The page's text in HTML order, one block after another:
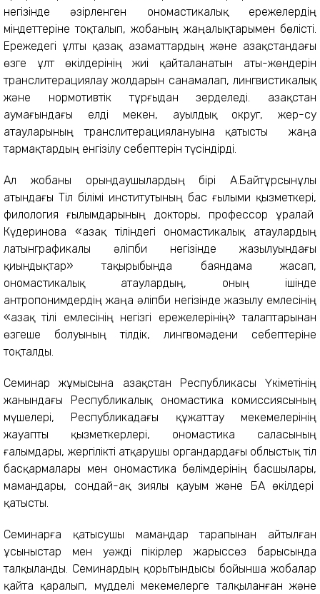
негізінде әзірленген ономастикалық ережелердің
міндеттеріне тоқталып, жобаның жаңалықтарымен бөлісті.
Ережедегі ұлты қазақ азаматтардың және Қазақстандағы
өзге ұлт өкілдерінің жиі қайталанатын аты-жөндерін
транслитерациялау жолдарын санамалап, лингвистикалық
және нормотивтік тұрғыдан зерделеді. Қазақстан
аумағындағы елді мекен, ауылдық округ, жер-су
атауларының транслитерациялануына қатысты жаңа
тармақтардың енгізілу себептерін түсіндірді.
Ал жобаны орындаушылардың бірі А.Байтұрсынұлы
атындағы Тіл білімі институтының бас ғылыми қызметкері,
филология ғылымдарының докторы, профессор Құралай
Күдеринова «Қазақ тіліндегі ономастикалық атаулардың
латынграфикалы әліпби негізінде жазылуындағы
қиындықтар» тақырыбында баяндама жасап,
ономастикалық атаулардың, оның ішінде
антропонимдердің жаңа әліпби негізінде жазылу емлесінің
«Қазақ тілі емлесінің негізгі ережелерінің» талаптарынан
өзгеше болуының тілдік, лингвомәдени себептеріне
тоқталды.
Семинар жұмысына Қазақстан Республикасы Үкіметінің
жанындағы Республикалық ономастика комиссиясының
мүшелері, Республикадағы құжаттау мекемелерінің
жауапты қызметкерлері, ономастика саласының
ғалымдары, жергілікті атқарушы органдардағы облыстық тіл
басқармалары мен ономастика бөлімдерінің басшылары,
мамандары, сондай-ақ зиялы қауым және БАҚ өкілдері
қатысты.
Семинарға қатысушы мамандар тарапынан айтылған
ұсыныстар мен уәжді пікірлер жарыссөз барысында
талқыланды. Семинардың қорытындысы бойынша жобалар
қайта қаралып, мүдделі мекемелерге талқыланған және